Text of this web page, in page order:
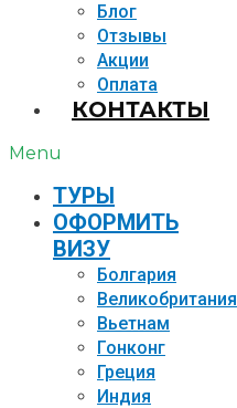
Блог
Отзывы
Акции
Оплата
КОНТАКТЫ
Menu
TУРЫ
ОФОРМИТЬ
ВИЗУ
Болгария
Великобритания
Вьетнам
Гонконг
Греция
Индия